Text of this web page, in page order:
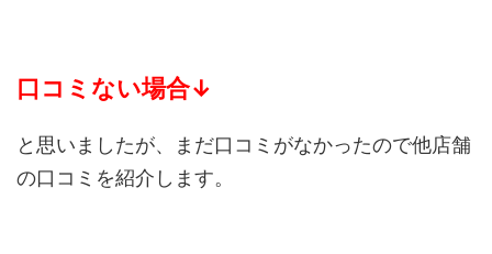
口コミない場合↓
と思いましたが、まだ口コミがなかったので他店舗
の口コミを紹介します。